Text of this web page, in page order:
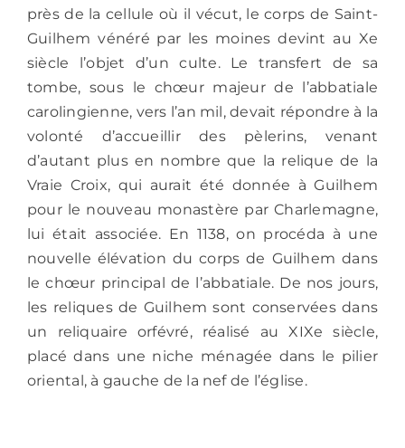
près de la cellule où il vécut, le corps de Saint-
Guilhem vénéré par les moines devint au Xe
siècle l’objet d’un culte. Le transfert de sa
tombe, sous le chœur majeur de l’abbatiale
carolingienne, vers l’an mil, devait répondre à la
volonté d’accueillir des pèlerins, venant
d’autant plus en nombre que la relique de la
Vraie Croix, qui aurait été donnée à Guilhem
pour le nouveau monastère par Charlemagne,
lui était associée. En 1138, on procéda à une
nouvelle élévation du corps de Guilhem dans
le chœur principal de l’abbatiale. De nos jours,
les reliques de Guilhem sont conservées dans
un reliquaire orfévré, réalisé au XIXe siècle,
placé dans une niche ménagée dans le pilier
oriental, à gauche de la nef de l’église.